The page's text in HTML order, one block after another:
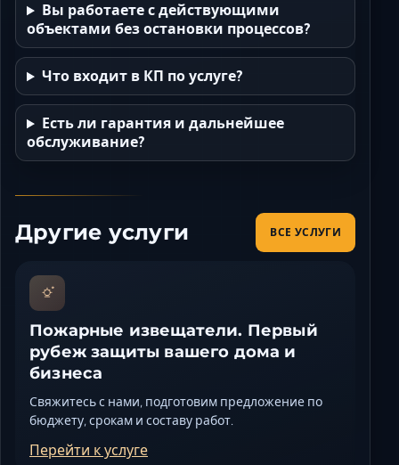
Вы работаете с действующими
объектами без остановки процессов?
Что входит в КП по услуге?
Есть ли гарантия и дальнейшее
обслуживание?
Другие услуги ВСЕ УСЛУГИ
Пожарные извещатели. Первый
рубеж защиты вашего дома и
бизнеса
Свяжитесь с нами, подготовим предложение по
бюджету, срокам и составу работ.
Перейти к услуге